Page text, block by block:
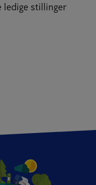
ledige stillinger